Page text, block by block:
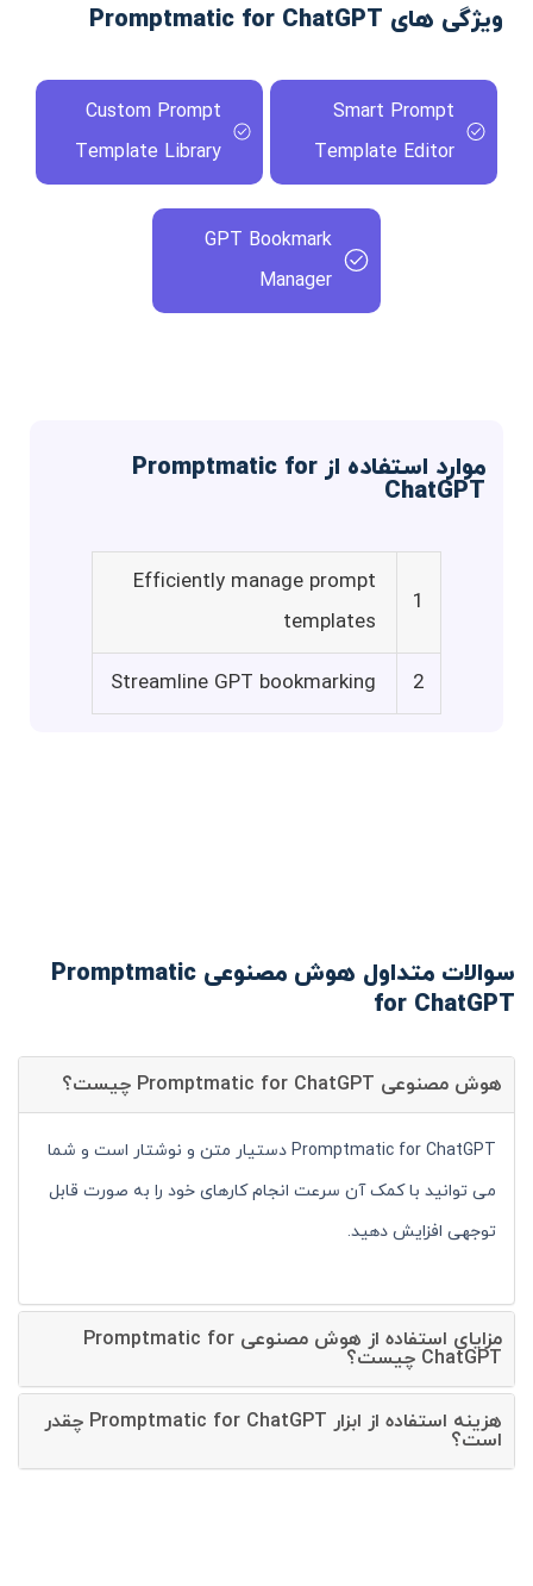
ویژگی های Promptmatic for ChatGPT
Smart Prompt
Template Editor
Custom Prompt
Template Library
GPT Bookmark
Manager
موارد استفاده از Promptmatic for
ChatGPT
1
Efficiently manage prompt
templates
2
Streamline GPT bookmarking
سوالات متداول هوش مصنوعی Promptmatic
for ChatGPT
هوش مصنوعی Promptmatic for ChatGPT چیست؟
Promptmatic for ChatGPT دستیار متن و نوشتار است و شما
می توانید با کمک آن سرعت انجام کارهای خود را به صورت قابل
توجهی افزایش دهید.
مزایای استفاده از هوش مصنوعی Promptmatic for
ChatGPT چیست؟
هزینه استفاده از ابزار Promptmatic for ChatGPT چقدر
است؟